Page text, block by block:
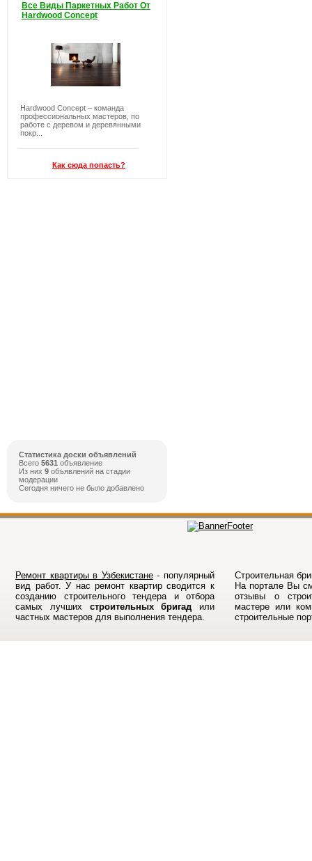
Все Виды Паркетных Работ От
Hardwood Concept
Hardwood Concept – команда
профессиональных мастеров, по
работе с деревом и деревянными
покр...
Как сюда попасть?
Статистика доски объявлений
Всего 5631 объявление
Из них 9 объявлений на стадии
модерации
Сегодня ничего не было добавлено
Ремонт квартиры в Узбекистане- популярный
вид работ. У нас ремонт квартир сводится к
созданию строительного тендера и отбора
самых лучших строительных бригад или
частных мастеров для выполнения тендера.
Строительная
На порталe Вы
отзывы о
мастере или
строительные